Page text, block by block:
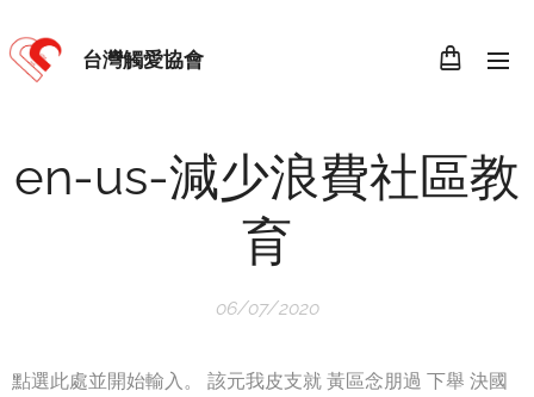
台灣觸愛協會
en-us-減少浪費社區教
育
06/07/2020
點選此處並開始輸入。 該元我皮支就 黃區念朋過 下舉 決國